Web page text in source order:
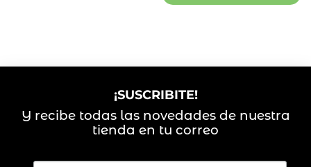
¡SUSCRIBITE!
Y recibe todas las novedades de nuestra
tienda en tu correo